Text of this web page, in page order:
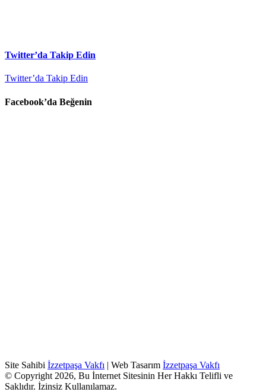
Twitter’da Takip Edin
Twitter’da Takip Edin
Facebook’da Beğenin
Site Sahibi İzzetpaşa Vakfı | Web Tasarım İzzetpaşa Vakfı
© Copyright 2026, Bu İnternet Sitesinin Her Hakkı Telifli ve
Saklıdır. İzinsiz Kullanılamaz.